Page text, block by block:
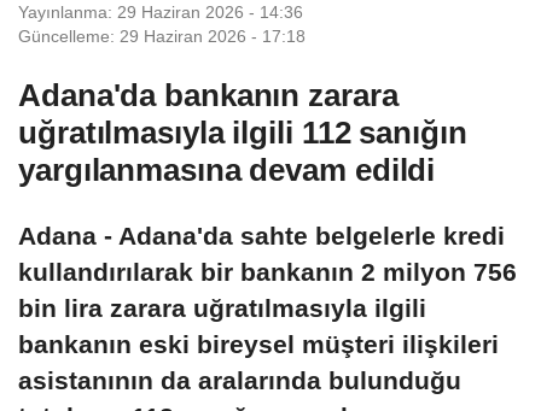
Yayınlanma: 29 Haziran 2026 - 14:36
Güncelleme: 29 Haziran 2026 - 17:18
Adana'da bankanın zarara
uğratılmasıyla ilgili 112 sanığın
yargılanmasına devam edildi
Adana - Adana'da sahte belgelerle kredi
kullandırılarak bir bankanın 2 milyon 756
bin lira zarara uğratılmasıyla ilgili
bankanın eski bireysel müşteri ilişkileri
asistanının da aralarında bulunduğu